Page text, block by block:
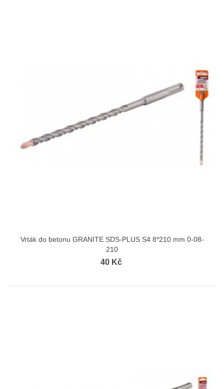
Vrták do betonu GRANITE SDS-PLUS S4 8*210 mm 0-08-
210
40 Kč